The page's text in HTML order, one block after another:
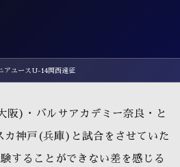
アユースU-14関西遠征
)・バルサアカデミー奈良・と
カ神戸(兵庫)と試合をさせていた
することができない差を感じる